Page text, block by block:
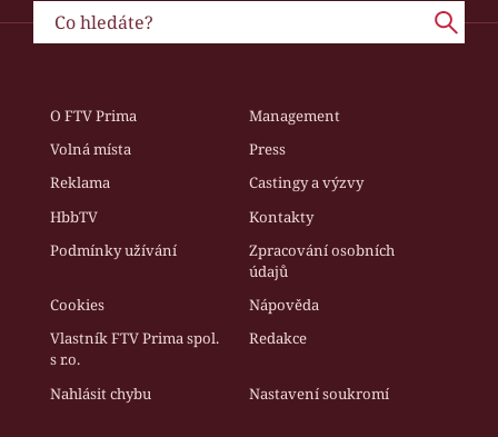
O FTV Prima
Management
Volná místa
Press
Reklama
Castingy a výzvy
HbbTV
Kontakty
Podmínky užívání
Zpracování osobních
údajů
Cookies
Nápověda
Vlastník FTV Prima spol.
s r.o.
Redakce
Nahlásit chybu Nastavení soukromí